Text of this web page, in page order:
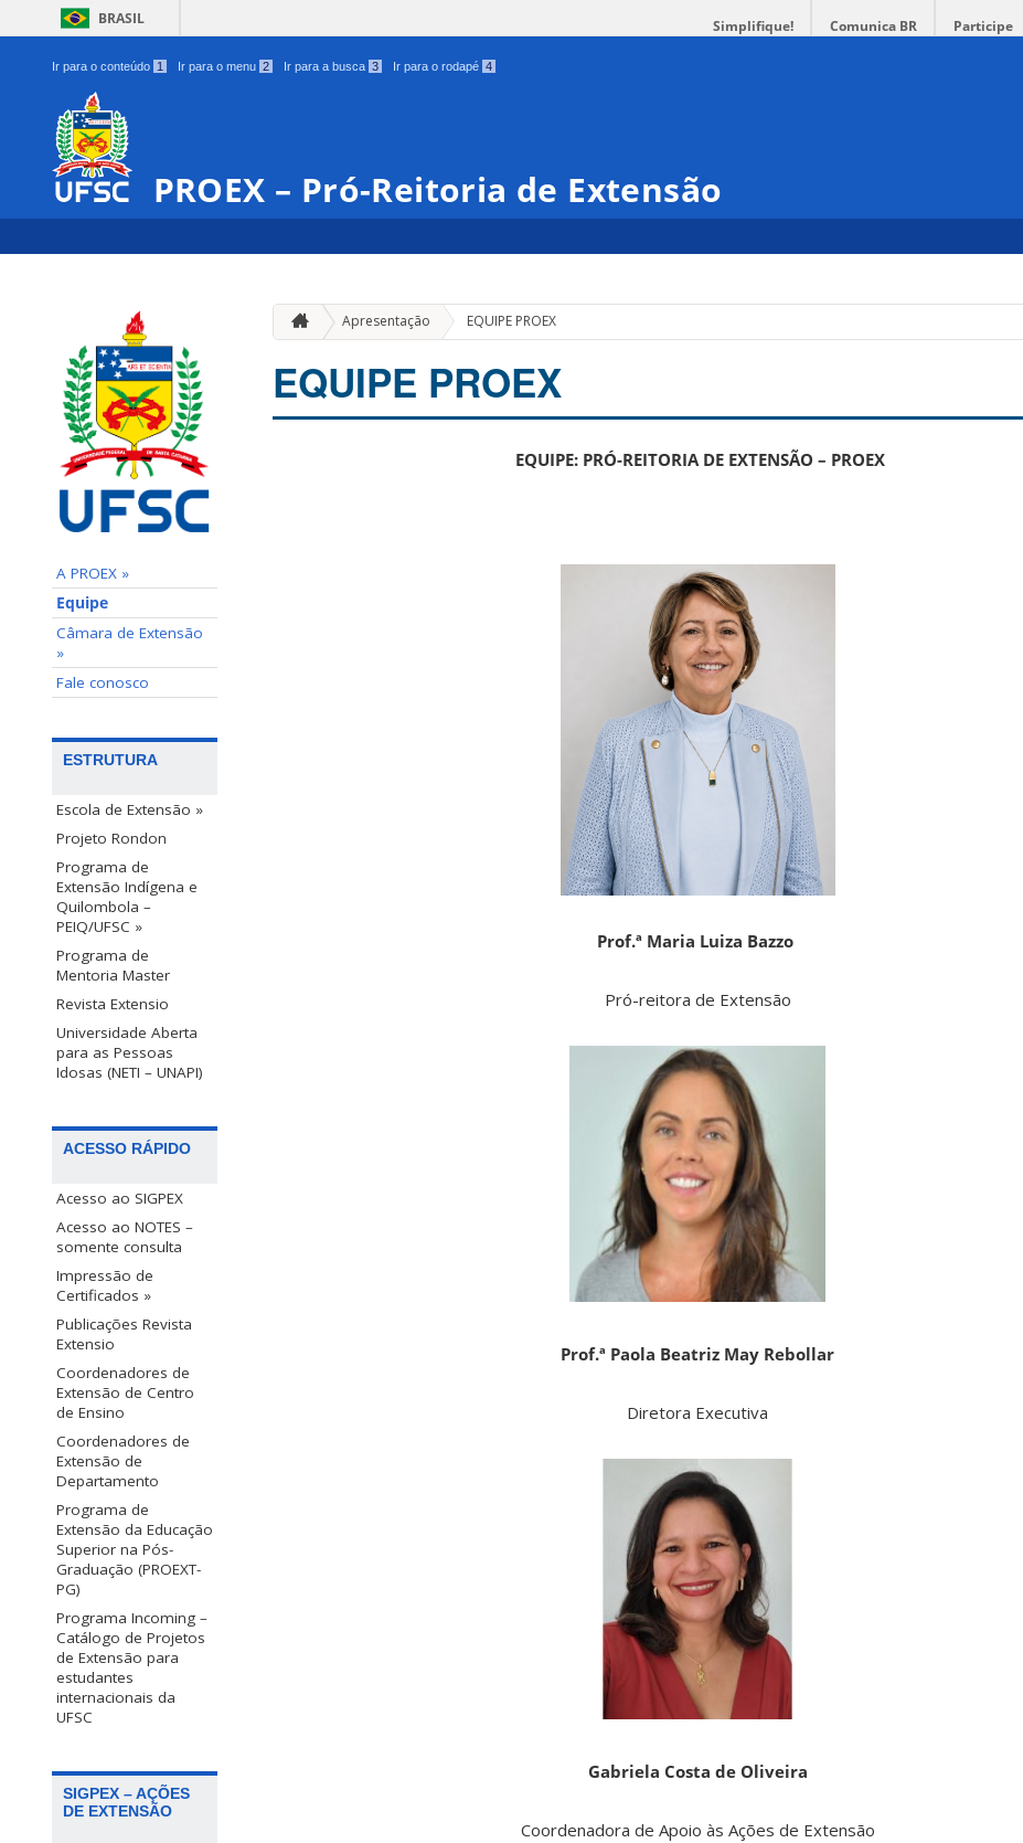
BRASIL Simplifique! Comunica BR Participe
Ir para o conteúdo 1 Ir para o menu 2 Ir para a busca 3 Ir para o rodapé 4
PROEX – Pró-Reitoria de Extensão
A PROEX »
Equipe
Câmara de Extensão
»
Fale conosco
ESTRUTURA
Escola de Extensão »
Projeto Rondon
Programa de
Extensão Indígena e
Quilombola –
PEIQ/UFSC »
Programa de
Mentoria Master
Revista Extensio
Universidade Aberta
para as Pessoas
Idosas (NETI – UNAPI)
ACESSO RÁPIDO
Acesso ao SIGPEX
Acesso ao NOTES –
somente consulta
Impressão de
Certificados »
Publicações Revista
Extensio
Coordenadores de
Extensão de Centro
de Ensino
Coordenadores de
Extensão de
Departamento
Programa de
Extensão da Educação
Superior na Pós-
Graduação (PROEXT-
PG)
Programa Incoming –
Catálogo de Projetos
de Extensão para
estudantes
internacionais da
UFSC
SIGPEX – AÇÕES
DE EXTENSÃO
Apresentação EQUIPE PROEX
EQUIPE PROEX
EQUIPE: PRÓ-REITORIA DE EXTENSÃO – PROEX
Prof.ª Maria Luiza Bazzo
Pró-reitora de Extensão
Prof.ª Paola Beatriz May Rebollar
Diretora Executiva
Gabriela Costa de Oliveira
Coordenadora de Apoio às Ações de Extensão